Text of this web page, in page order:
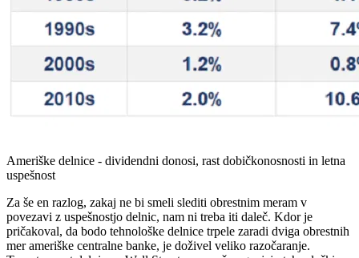
Ameriške delnice - dividendni donosi, rast dobičkonosnosti in letna
uspešnost
Za še en razlog, zakaj ne bi smeli slediti obrestnim meram v
povezavi z uspešnostjo delnic, nam ni treba iti daleč. Kdor je
pričakoval, da bodo tehnološke delnice trpele zaradi dviga obrestnih
mer ameriške centralne banke, je doživel veliko razočaranje.